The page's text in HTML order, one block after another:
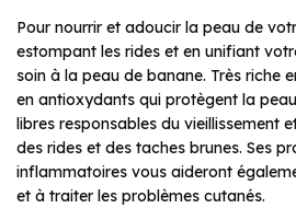
Pour nourrir et adoucir la peau de
estompant les rides et en unifiant
soin à la peau de banane. Très riche
en antioxydants qui protègent la
libres responsables du vieillissement
des rides et des taches brunes. Ses
inflammatoires vous aideront
et à traiter les problèmes cutanés.